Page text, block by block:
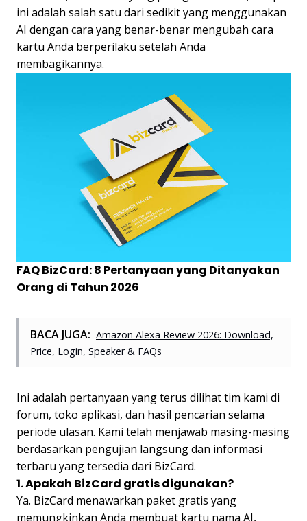
ini adalah salah satu dari sedikit yang menggunakan
AI dengan cara yang benar-benar mengubah cara
kartu Anda berperilaku setelah Anda
membagikannya.
FAQ BizCard: 8 Pertanyaan yang Ditanyakan
Orang di Tahun 2026
BACA JUGA: Amazon Alexa Review 2026: Download,
Price, Login, Speaker & FAQs
Ini adalah pertanyaan yang terus dilihat tim kami di
forum, toko aplikasi, dan hasil pencarian selama
periode ulasan. Kami telah menjawab masing-masing
berdasarkan pengujian langsung dan informasi
terbaru yang tersedia dari BizCard.
1. Apakah BizCard gratis digunakan?
Ya. BizCard menawarkan paket gratis yang
memungkinkan Anda membuat kartu nama AI,